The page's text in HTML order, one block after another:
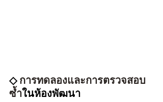
◇ การทดลองและการตรวจสอบ
ซ้ำในห้องพัฒนา